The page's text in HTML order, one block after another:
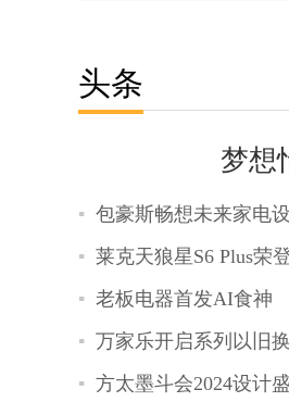
头条
梦想
包豪斯畅想未来家电
莱克天狼星S6 Plus荣
老板电器首发AI食神
万家乐开启系列以旧
方太墨斗会2024设计